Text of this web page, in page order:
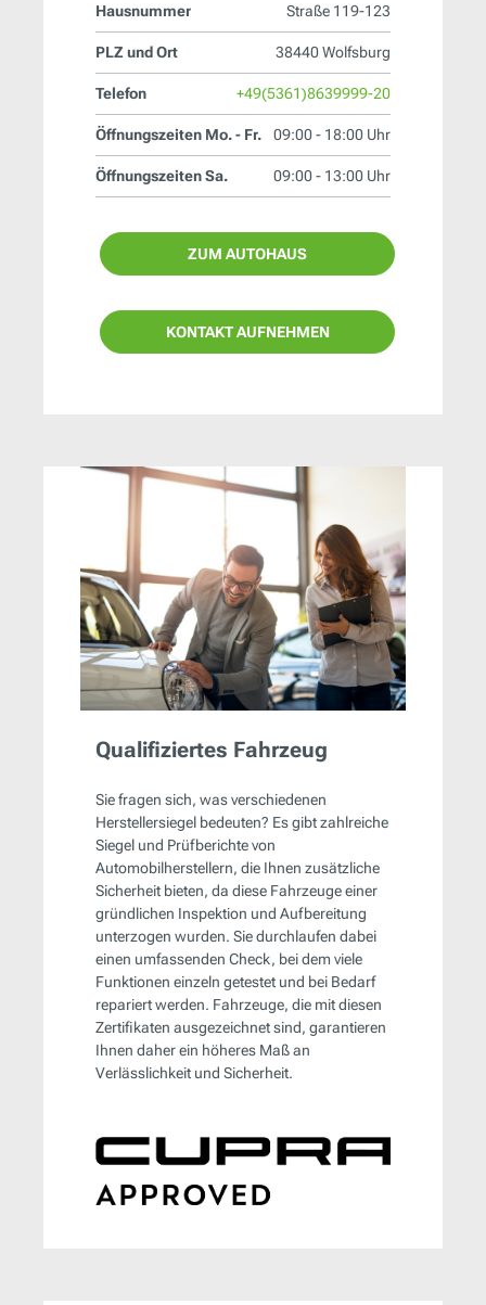
Hausnummer
Straße 119-123
PLZ und Ort 38440 Wolfsburg
Telefon +49(5361)8639999-20
Öffnungszeiten Mo. - Fr. 09:00 - 18:00 Uhr
Öffnungszeiten Sa. 09:00 - 13:00 Uhr
ZUM AUTOHAUS
KONTAKT AUFNEHMEN
Qualifiziertes Fahrzeug
Sie fragen sich, was verschiedenen
Herstellersiegel bedeuten? Es gibt zahlreiche
Siegel und Prüfberichte von
Automobilherstellern, die Ihnen zusätzliche
Sicherheit bieten, da diese Fahrzeuge einer
gründlichen Inspektion und Aufbereitung
unterzogen wurden. Sie durchlaufen dabei
einen umfassenden Check, bei dem viele
Funktionen einzeln getestet und bei Bedarf
repariert werden. Fahrzeuge, die mit diesen
Zertifikaten ausgezeichnet sind, garantieren
Ihnen daher ein höheres Maß an
Verlässlichkeit und Sicherheit.